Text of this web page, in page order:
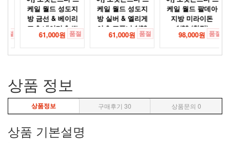
케일 월드 성도지
방 금선 & 베이리
프 & 네이티 & 뽀
뽀라 1/20 (한정)
(2차 재판)
61,000원 품절
케일 월드 성도지
방 실버 & 엘리게
이 & 포푸니 1/20
(한정) (2차 재판)
61,000원 품절
케일 월드 팔데아
지방 미라이돈
1/20 (한정)
98,000원 품절
상품 정보
상품정보 구매후기 30 상품문의 0
상품 기본설명